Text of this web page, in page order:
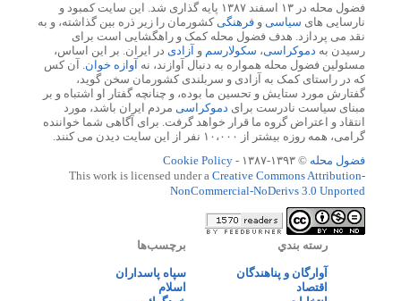
فضول محله در ۱۳ اسفند ۱۳۸۷ پایه گذاری شد. این سایت کمبود و
نارسایی های سیاسی و فرهنگیکشورمان را زیر ذره بین گذاشته، و به
نقد می پردازد. هدف فضول محله کمک و راهگشایی است برای
رسیدن به دموکراسی، سکولارسم و آزادی در ایران. بر این اساس،
مسئولین فضول محله همواره به دنبال آوازند، نه آوازه خوان. آن کس
که در راستای کمک به آزادی و سربلندی کشورمان سخن گوید،
گفتارش مورد ستایش و تحسین ما بوده، و چنانچه گفتار او اشتباه و بر
مبنای سیاست نادرست برای دموکراسی مردم ایران باشد، مورد
انتقاد و اعتراض گروه ما قرار خواهد گرفت. برای آگاهی شما خواننده
گرامی، همه روزه بیشتر از ۱۰،۰۰۰ نفر از این سایت دیدن می کنند.
فضول محله © ۱۳۹۳-۱۳۸۷ -
Cookie Policy
This work is licensed under a Creative Commons Attribution-
NonCommercial-NoDerivs 3.0 Unported
رسته بندي
آوارگان و پناهندگان
اقتصاد
برچسب‌ها
سپاه پاسداران
اسلام